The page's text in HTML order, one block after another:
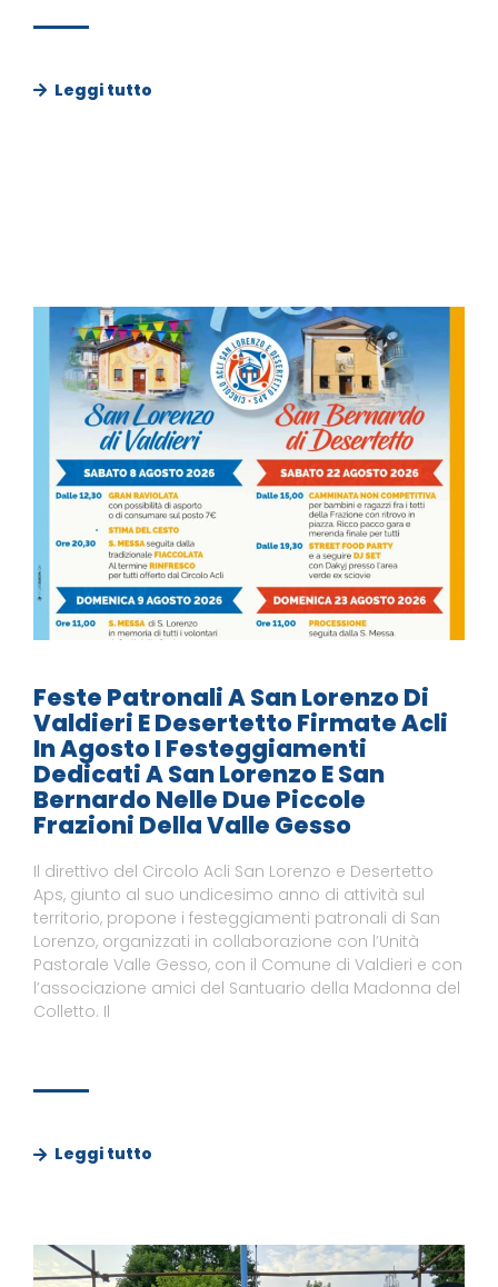
Leggi tutto
Feste Patronali A San Lorenzo Di
Valdieri E Desertetto Firmate Acli
In Agosto I Festeggiamenti
Dedicati A San Lorenzo E San
Bernardo Nelle Due Piccole
Frazioni Della Valle Gesso
Il direttivo del Circolo Acli San Lorenzo e Desertetto
Aps, giunto al suo undicesimo anno di attività sul
territorio, propone i festeggiamenti patronali di San
Lorenzo, organizzati in collaborazione con l’Unità
Pastorale Valle Gesso, con il Comune di Valdieri e con
l’associazione amici del Santuario della Madonna del
Colletto. Il
Leggi tutto